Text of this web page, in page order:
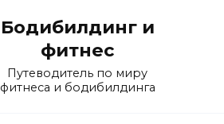
Бодибилдинг и
фитнес
Путеводитель по миру
фитнеса и бодибилдинга